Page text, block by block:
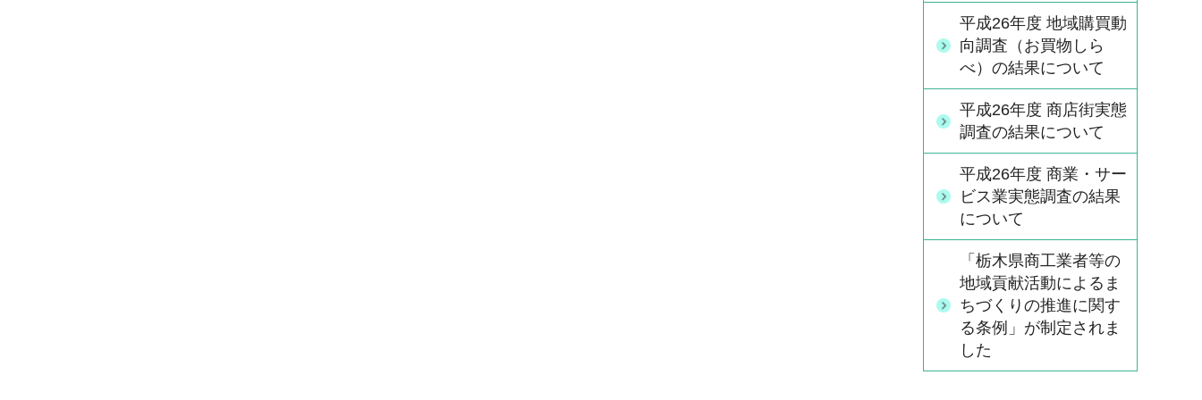
平成26年度 地域購買動
向調査（お買物しら
べ）の結果について
平成26年度 商店街実態
調査の結果について
平成26年度 商業・サー
ビス業実態調査の結果
について
「栃木県商工業者等の
地域貢献活動によるま
ちづくりの推進に関す
る条例」が制定されま
した